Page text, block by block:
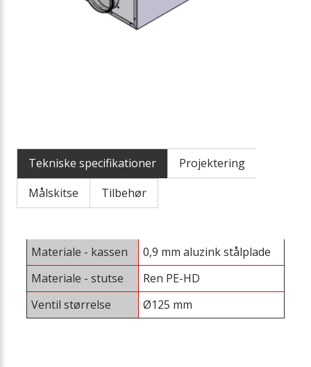
Tekniske specifikationer
Projektering
Målskitse
Tilbehør
Materiale - kassen
0,9 mm aluzink stålplade
Materiale - stutse
Ren PE-HD
Ventil størrelse
Ø125 mm